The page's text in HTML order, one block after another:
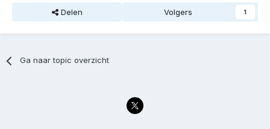
Delen Volgers 1
Ga naar topic overzicht